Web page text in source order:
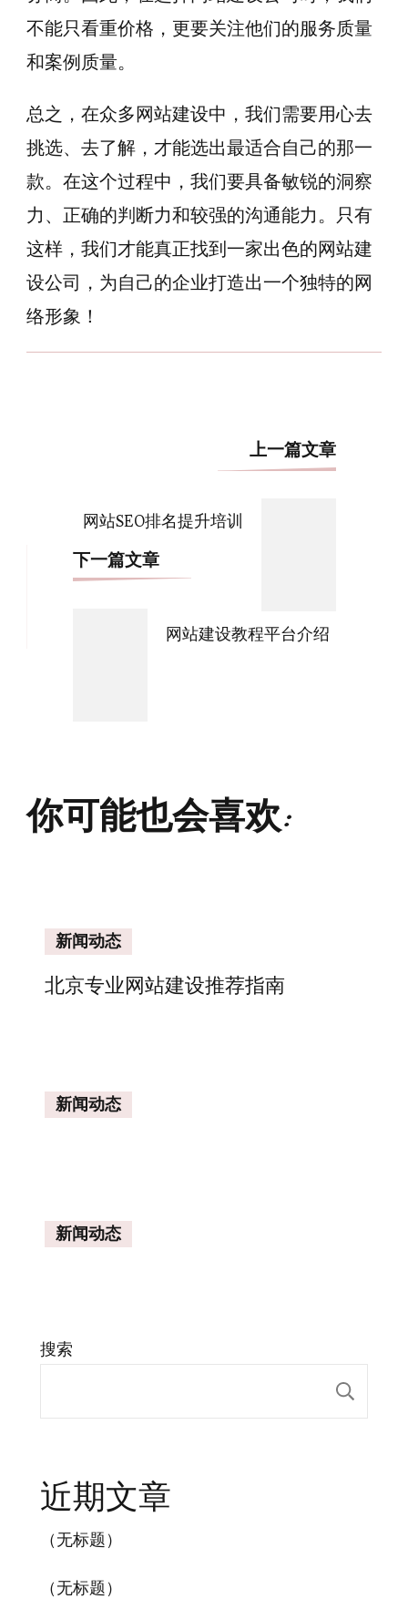
不能只看重价格，更要关注他们的服务质量
和案例质量。
总之，在众多网站建设中，我们需要用心去
挑选、去了解，才能选出最适合自己的那一
款。在这个过程中，我们要具备敏锐的洞察
力、正确的判断力和较强的沟通能力。只有
这样，我们才能真正找到一家出色的网站建
设公司，为自己的企业打造出一个独特的网
络形象！
导
上一篇文章
网站SEO排名提升培训
下一篇文章
网站建设教程平台介绍
你可能也会喜欢:
新闻动态
北京专业网站建设推荐指南
新闻动态
新闻动态
搜索
近期文章
（无标题）
（无标题）